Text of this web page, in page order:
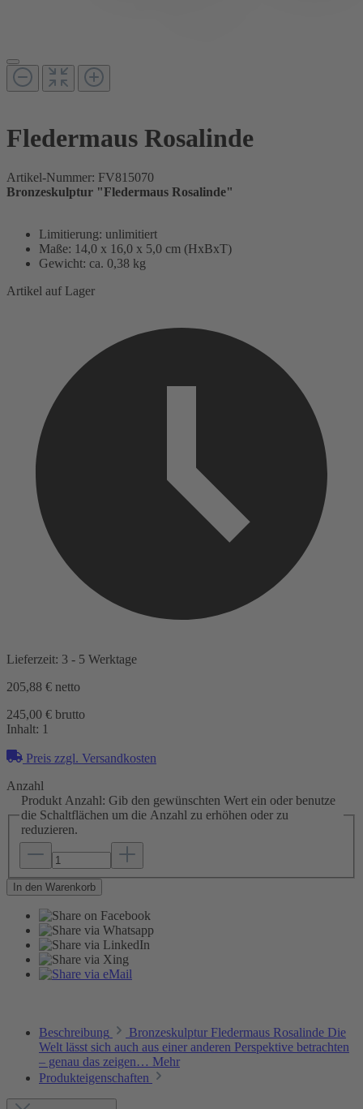
Fledermaus Rosalinde
Artikel-Nummer: FV815070
Bronzeskulptur "Fledermaus Rosalinde"
Limitierung: unlimitiert
Maße: 14,0 x 16,0 x 5,0 cm (HxBxT)
Gewicht: ca. 0,38 kg
Artikel auf Lager
Lieferzeit: 3 - 5 Werktage
205,88 € netto
245,00 € brutto
Inhalt: 1
Preis zzgl. Versandkosten
Anzahl
Produkt Anzahl: Gib den gewünschten Wert ein oder benutze
die Schaltflächen um die Anzahl zu erhöhen oder zu
reduzieren.
In den Warenkorb
Beschreibung
Bronzeskulptur Fledermaus Rosalinde Die
Welt lässt sich auch aus einer anderen Perspektive betrachten
– genau das zeigen… Mehr
Produkteigenschaften